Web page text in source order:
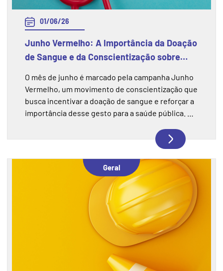
01/06/26
Junho Vermelho: A Importância da Doação
de Sangue e da Conscientização sobre
O mês de junho é marcado pela campanha Junho
Vermelho, um movimento de conscientização que
busca incentivar a doação de sangue e reforçar a
importância desse gesto para a saúde pública. A
constante de manter os estoques de sangue
abastecidos, especialmente durante períodos do
ano em que as doações costumam diminuir. Mais
do que uma ação solidária, doar sangue é uma
forma de contribuir diretamente para o
atendimento de pacientes em hospitais,
emergências, cirurgias e tratamentos contínuos.
Geral